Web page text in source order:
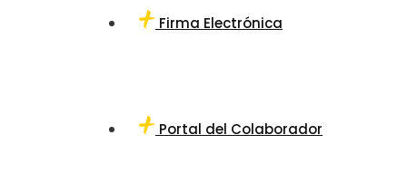
Firma Electrónica
Portal del Colaborador